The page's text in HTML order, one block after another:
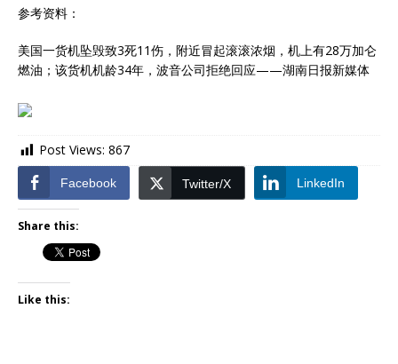
参考资料：
美国一货机坠毁致3死11伤，附近冒起滚滚浓烟，机上有28万加仑
燃油；该货机机龄34年，波音公司拒绝回应——湖南日报新媒体
Post Views: 867
Facebook Twitter/X LinkedIn
Share this:
Like this: